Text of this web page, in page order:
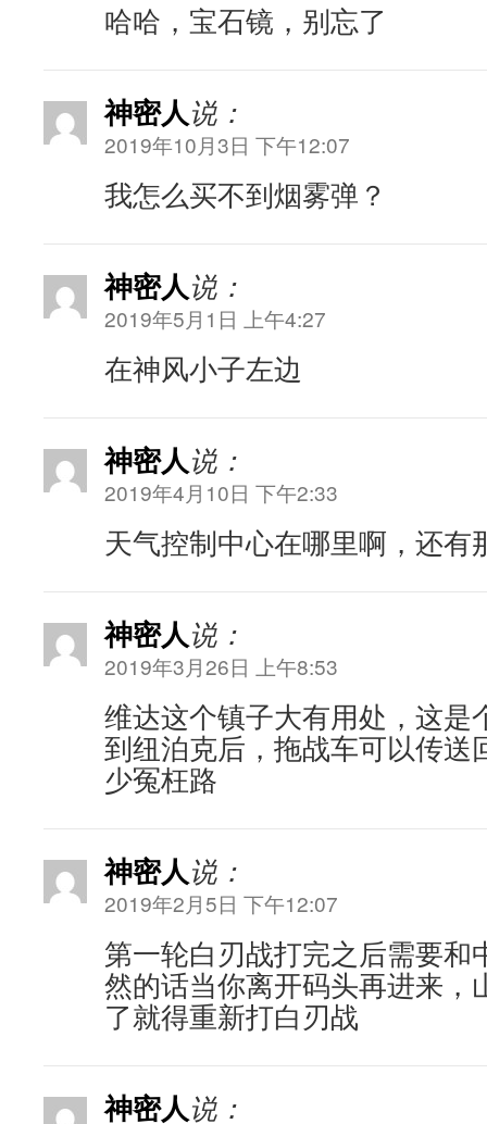
哈哈，宝石镜，别忘了
神密人说：
2019年10月3日 下午12:07
我怎么买不到烟雾弹？
神密人说：
2019年5月1日 上午4:27
在神风小子左边
神密人说：
2019年4月10日 下午2:33
天气控制中心在哪里啊，还有
神密人说：
2019年3月26日 上午8:53
维达这个镇子大有用处，这是
到纽泊克后，拖战车可以传送
少冤枉路
神密人说：
2019年2月5日 下午12:07
第一轮白刃战打完之后需要和
然的话当你离开码头再进来，
了就得重新打白刃战
神密人说：